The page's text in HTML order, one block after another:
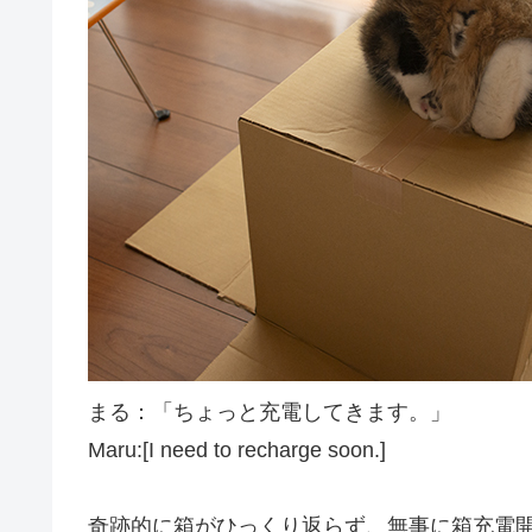
まる：「ちょっと充電してきます。」
Maru:[I need to recharge soon.]
奇跡的に箱がひっくり返らず、無事に箱充電